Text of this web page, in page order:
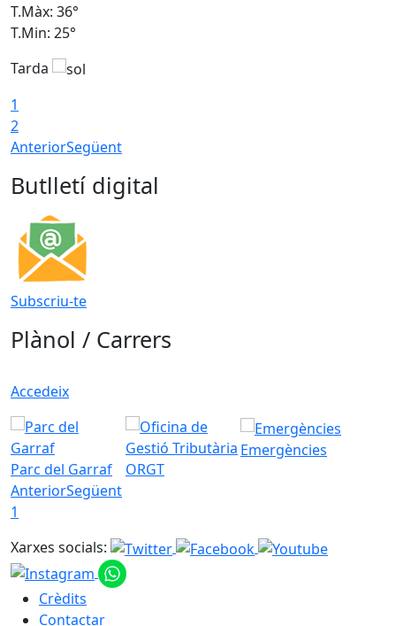
T.Màx: 36°
T.Min: 25°
Tarda
1
2
AnteriorSegüent
Butlletí digital
Subscriu-te
Plànol / Carrers
Accedeix
Parc del Garraf ORGT
Emergències
AnteriorSegüent
1
Xarxes socials:
Crèdits
Contactar